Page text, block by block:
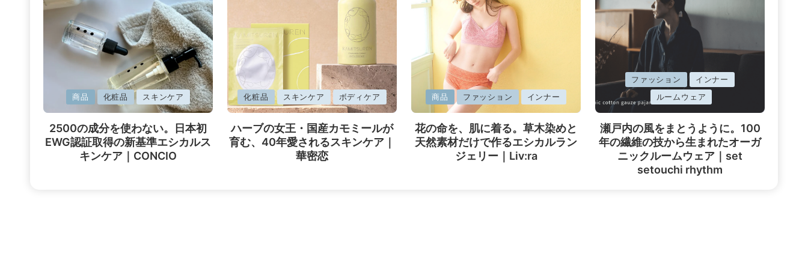
掲
載
済
商品 化粧品 スキンケア
2500の成分を使わない。日本初
EWG認証取得の新基準エシカルス
キンケア｜CONCIO
に
掲
載
済
化粧品 スキンケア ボディケア
ハーブの女王・国産カモミールが
育む、40年愛されるスキンケア｜
華密恋
掲
載
済
商品 ファッション インナー
花の命を、肌に着る。草木染めと
天然素材だけで作るエシカルラン
ジェリー｜Liv:ra
に
載
済
み
ファッション
インナー
ルームウェア
瀬戸内の風をまとうように。100
年の繊維の技から生まれたオーガ
ニックルームウェア｜set
setouchi rhythm